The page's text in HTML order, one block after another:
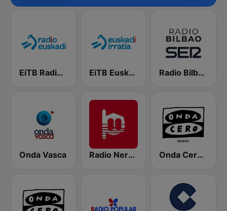
EiTB Radio Euskadi EiTB Euskadi Irratia Radio Bilbao SER
Onda Vasca Radio Nervion Onda Cero Bilbao